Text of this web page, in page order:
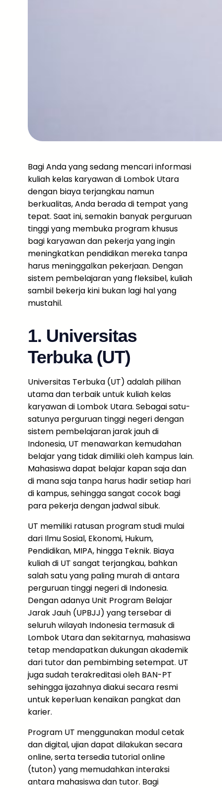
Bagi Anda yang sedang mencari informasi
kuliah kelas karyawan di Lombok Utara
dengan biaya terjangkau namun
berkualitas, Anda berada di tempat yang
tepat. Saat ini, semakin banyak perguruan
tinggi yang membuka program khusus
bagi karyawan dan pekerja yang ingin
meningkatkan pendidikan mereka tanpa
harus meninggalkan pekerjaan. Dengan
sistem pembelajaran yang fleksibel, kuliah
sambil bekerja kini bukan lagi hal yang
mustahil.
1. Universitas
Terbuka (UT)
Universitas Terbuka (UT) adalah pilihan
utama dan terbaik untuk kuliah kelas
karyawan di Lombok Utara. Sebagai satu-
satunya perguruan tinggi negeri dengan
sistem pembelajaran jarak jauh di
Indonesia, UT menawarkan kemudahan
belajar yang tidak dimiliki oleh kampus lain.
Mahasiswa dapat belajar kapan saja dan
di mana saja tanpa harus hadir setiap hari
di kampus, sehingga sangat cocok bagi
para pekerja dengan jadwal sibuk.
UT memiliki ratusan program studi mulai
dari Ilmu Sosial, Ekonomi, Hukum,
Pendidikan, MIPA, hingga Teknik. Biaya
kuliah di UT sangat terjangkau, bahkan
salah satu yang paling murah di antara
perguruan tinggi negeri di Indonesia.
Dengan adanya Unit Program Belajar
Jarak Jauh (UPBJJ) yang tersebar di
seluruh wilayah Indonesia termasuk di
Lombok Utara dan sekitarnya, mahasiswa
tetap mendapatkan dukungan akademik
dari tutor dan pembimbing setempat. UT
juga sudah terakreditasi oleh BAN-PT
sehingga ijazahnya diakui secara resmi
untuk keperluan kenaikan pangkat dan
karier.
Program UT menggunakan modul cetak
dan digital, ujian dapat dilakukan secara
online, serta tersedia tutorial online
(tuton) yang memudahkan interaksi
antara mahasiswa dan tutor. Bagi